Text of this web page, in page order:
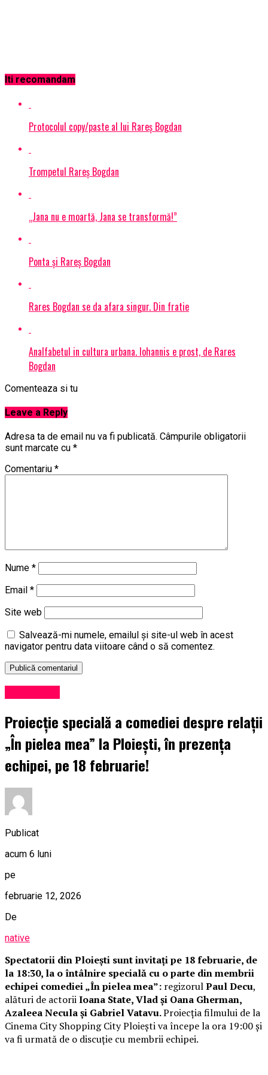
Iti recomandam
Protocolul copy/paste al lui Rareș Bogdan
Trompetul Rareș Bogdan
„Jana nu e moartă, Jana se transformă!”
Ponta și Rareș Bogdan
Rares Bogdan se da afara singur. Din fratie
Analfabetul in cultura urbana. Iohannis e prost, de Rares
Bogdan
Comenteaza si tu
Leave a Reply
Adresa ta de email nu va fi publicată. Câmpurile obligatorii
sunt marcate cu *
Comentariu *
Nume *
Email *
Site web
Salvează-mi numele, emailul și site-ul web în acest
navigator pentru data viitoare când o să comentez.
Proiecție specială a comediei despre relații
„În pielea mea” la Ploiești, în prezența
echipei, pe 18 februarie!
Publicat
acum 6 luni
pe
februarie 12, 2026
De
native
Spectatorii din Ploiești sunt invitați pe 18 februarie, de
la 18:30, la o întâlnire specială cu o parte din membrii
echipei comediei „În pielea mea”: regizorulPaul Decu,
alături de actoriiIoana State, Vlad și Oana Gherman,
Azaleea Necula și Gabriel Vatavu.Proiecția filmului de la
Cinema City Shopping City Ploiești va începe la ora 19:00 și
va fi urmată de o discuție cu membrii echipei.